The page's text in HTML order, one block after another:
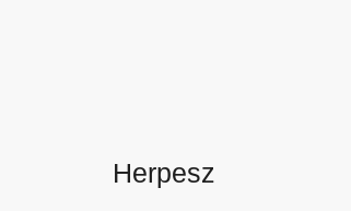
Herpesz